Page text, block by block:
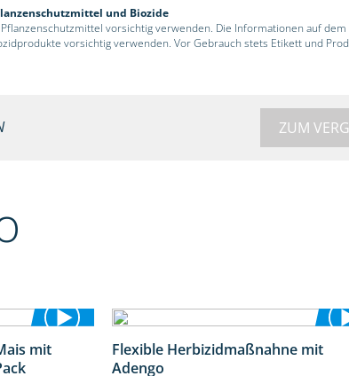
und Biozide
vorsichtig verwenden. Die Informationen auf
vorsichtig verwenden. Vor Gebrauch stets Etikett und
ZUM
1:22
mit
Flexible Herbizidmaßnahne mit
Adengo